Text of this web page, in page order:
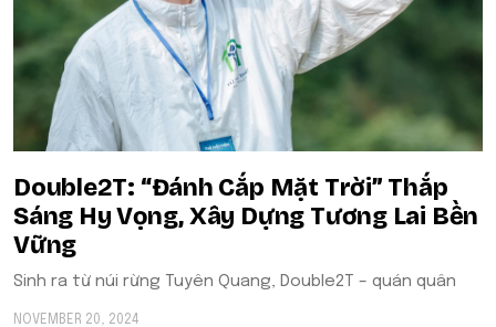
Double2T: “Đánh Cắp Mặt Trời” Thắp
Sáng Hy Vọng, Xây Dựng Tương Lai Bền
Vững
Sinh ra từ núi rừng Tuyên Quang, Double2T – quán quân
NOVEMBER 20, 2024